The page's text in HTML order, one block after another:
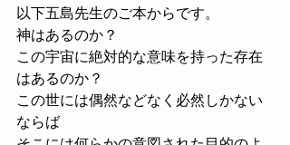
以下五島先生のご本からです。
神はあるのか？
この宇宙に絶対的な意味を持った存在
はあるのか？
この世には偶然などなく必然しかない
ならば